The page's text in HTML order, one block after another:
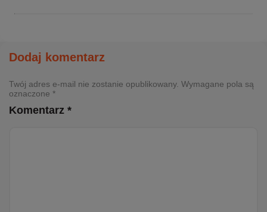
Dodaj komentarz
Twój adres e-mail nie zostanie opublikowany. Wymagane pola są
oznaczone *
Komentarz *